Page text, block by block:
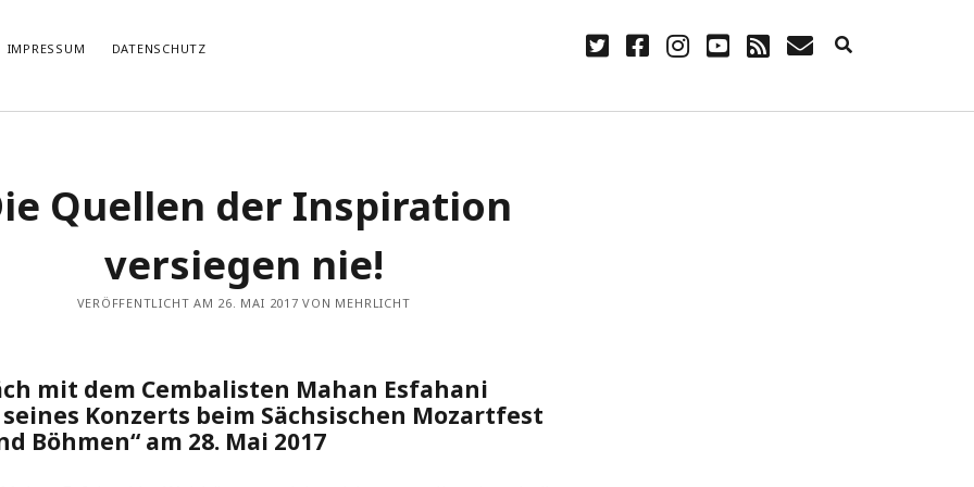
IMPRESSUM DATENSCHUTZ twitterfacebook
instagram
youtube
rss E-
zuRostropowitsch
im Musikverein?
DEI FUNK WuK(2)
Dresden (110)
(89)
hörendenkenschreiben
Interviews (9)
Unkategorisiert (8)
Weblog(711)
Wien(45)
Quellen der Inspiration
versiegen nie!
VERÖFFENTLICHT AM 26. MAI 2017 VON MEHRLICHT
mit dem Cembalisten Mahan Esfahani
Konzerts beim Sächsischen Mozartfest
Böhmen“ am 28. Mai 2017